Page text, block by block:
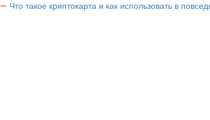
Что такое криптокарта и как использовать в